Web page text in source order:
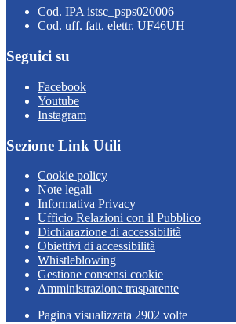
Cod. IPA istsc_psps020006
Cod. uff. fatt. elettr. UF46UH
Seguici su
Facebook
Youtube
Instagram
Sezione Link Utili
Cookie policy
Note legali
Informativa Privacy
Ufficio Relazioni con il Pubblico
Dichiarazione di accessibilità
Obiettivi di accessibilità
Whistleblowing
Gestione consensi cookie
Amministrazione trasparente
Pagina visualizzata 2902 volte